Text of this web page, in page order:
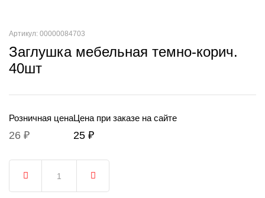
Артикул: 00000084703
Заглушка мебельная темно-корич.
40шт
Розничная цена
26 ₽
Цена при заказе на сайте
25 ₽